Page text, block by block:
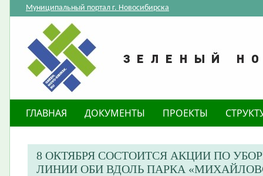
Муниципальный портал г. Новосибирска
ГЛАВНАЯ ДОКУМЕНТЫ ПРОЕКТЫ
8 ОКТЯБРЯ СОСТОИТСЯ АКЦИИ ПО
ЛИНИИ ОБИ ВДОЛЬ ПАРКА